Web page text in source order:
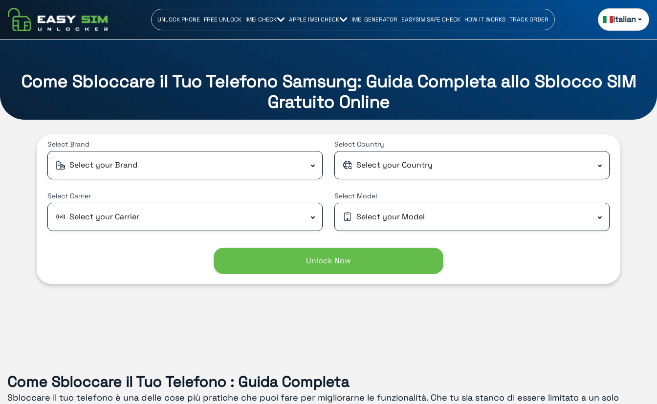
UNLOCK PHONE FREE UNLOCK IMEI CHECK APPLE IMEI CHECK IMEI GENERATOR EASYSIM SAFE CHECK HOW IT WORKS TRACK ORDER Italian
Come Sbloccare il Tuo Telefono Samsung: Guida Completa allo Sblocco SIM
Gratuito Online
Select Brand
Select your Brand
Select Country
Select your Country
Select Carrier
Select your Carrier
Select Model
Select your Model
Unlock Now
Come Sbloccare il Tuo Telefono : Guida Completa
Sbloccare il tuo telefono è una delle cose più pratiche che puoi fare per migliorarne le funzionalità. Che tu sia stanco di essere limitato a un solo